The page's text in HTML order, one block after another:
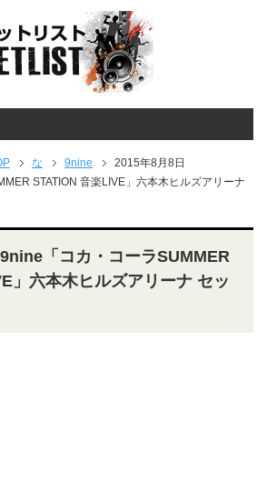
な 9nine
2015年8月8日
STATION 音楽LIVE」六本木ヒルズアリーナ
「コカ・コーラSUMMER
」六本木ヒルズアリーナ セッ